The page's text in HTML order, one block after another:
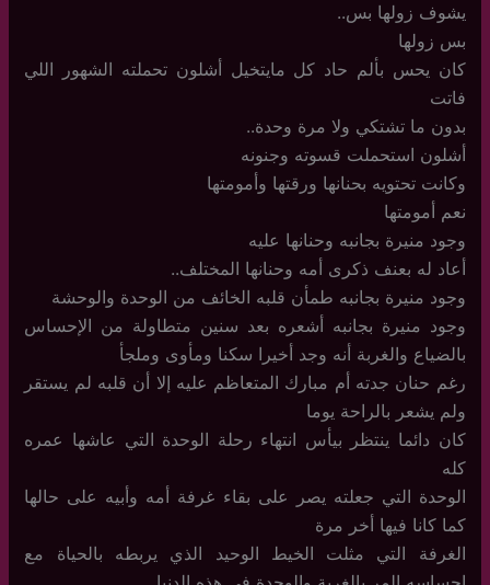
يشوف زولها بس..
بس زولها
كان يحس بألم حاد كل مايتخيل أشلون تحملته الشهور اللي
فاتت
بدون ما تشتكي ولا مرة وحدة..
أشلون استحملت قسوته وجنونه
وكانت تحتويه بحنانها ورقتها وأمومتها
نعم أمومتها
وجود منيرة بجانبه وحنانها عليه
أعاد له بعنف ذكرى أمه وحنانها المختلف..
وجود منيرة بجانبه طمأن قلبه الخائف من الوحدة والوحشة
وجود منيرة بجانبه أشعره بعد سنين متطاولة من الإحساس
بالضياع والغربة أنه وجد أخيرا سكنا ومأوى وملجأ
رغم حنان جدته أم مبارك المتعاظم عليه إلا أن قلبه لم يستقر
ولم يشعر بالراحة يوما
كان دائما ينتظر بيأس انتهاء رحلة الوحدة التي عاشها عمره
كله
الوحدة التي جعلته يصر على بقاء غرفة أمه وأبيه على حالها
كما كانا فيها أخر مرة
الغرفة التي مثلت الخيط الوحيد الذي يربطه بالحياة مع